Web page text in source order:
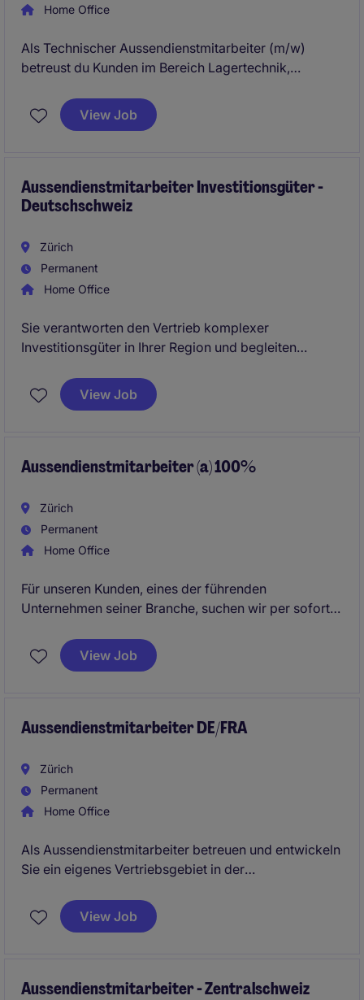
Home Office
Als Technischer Aussendienstmitarbeiter (m/w)
betreust du Kunden im Bereich Lagertechnik,
technische Projekte von der ersten Anfrage bis zur
erfolgreichen Umsetzung.
View Job
Aussendienstmitarbeiter Investitionsgüter -
Deutschschweiz
Zürich
Permanent
Home Office
Sie verantworten den Vertrieb komplexer
Investitionsgüter in Ihrer Region und begleiten
Gesucht wird ein erfahrener Mid-Level-Sales-Profi
mit Netzwerk, technischer Affinität und Freude am
View Job
Aussendienstmitarbeiter (a) 100%
Zürich
Permanent
Home Office
Für unseren Kunden, eines der führenden
Unternehmen seiner Branche, suchen wir per sofort
Aussendienstmitarbeiter (m/w/d) 100 % im
technischen Bereich. Das Unternehmen überzeugt
dynamischen Umfeld. Gesucht wird eine
Background und ausgeprägter Kundenorientierung.
View Job
Aussendienstmitarbeiter DE/FRA
Zürich
Permanent
Home Office
Als Aussendienstmitarbeiter betreuen und entwickeln
Sie ein eigenes Vertriebsgebiet in der
Automatisierungs- und Messtechniklösungen. Dabei
kombinieren Sie aktive Neukundenakquise,
View Job
Aussendienstmitarbeiter - Zentralschweiz